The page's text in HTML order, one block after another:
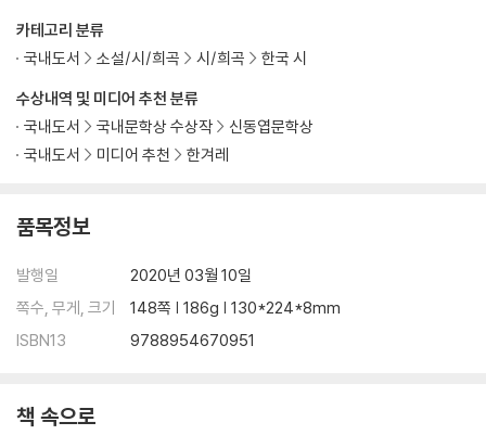
수상내역 및 미디어 추천 분류
국내도서
국내문학상 수상작
신동엽문학상
국내도서
미디어 추천 한겨레
카테고리 분류
국내도서
소설/시/희곡 시/희곡 한국 시
품목정보
발행일
2020년 03월 10일
쪽수, 무게, 크기
148쪽 | 186g | 130*224*8mm
ISBN13
9788954670951
책 속으로